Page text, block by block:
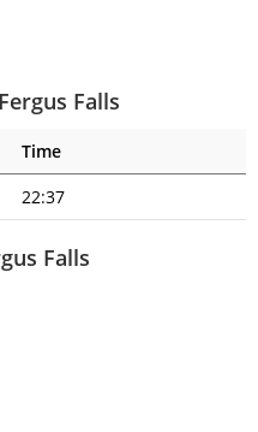
Falls
Time
22:37
Falls